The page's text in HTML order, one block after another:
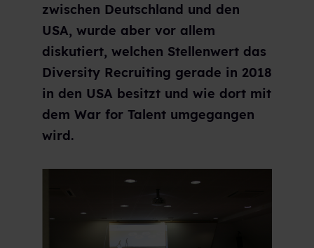
zwischen Deutschland und den
USA, wurde aber vor allem
diskutiert, welchen Stellenwert das
Diversity Recruiting gerade in 2018
in den USA besitzt und wie dort mit
dem War for Talent umgegangen
wird.